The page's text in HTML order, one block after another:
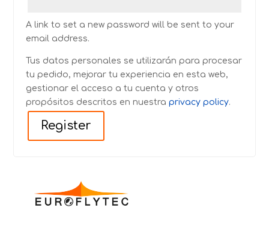
A link to set a new password will be sent to your
email address.
Tus datos personales se utilizarán para procesar
tu pedido, mejorar tu experiencia en esta web,
gestionar el acceso a tu cuenta y otros
propósitos descritos en nuestraprivacy policy.
Register